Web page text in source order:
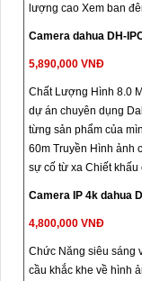
lượng cao Xem ban
Camera dahua DH-
5,890,000 VNĐ
Chất Lượng Hình 8.0
dự án chuyên dụng
từng sản phẩm của
60m Truyền Hình ảnh
sự cố từ xa Chiết khấu
Camera IP 4k dahua
4,800,000 VNĐ
Chức Năng siêu sáng
cầu khắc khe về hình